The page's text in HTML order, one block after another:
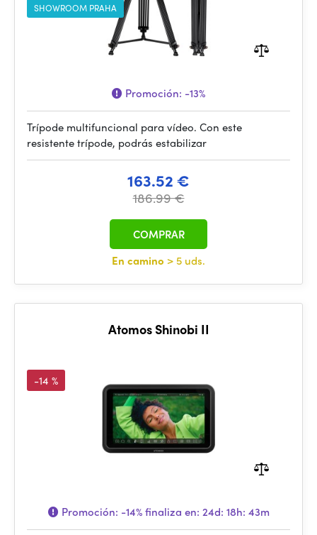
SHOWROOM PRAHA
Promoción: -13%
Trípode multifuncional para vídeo. Con este
resistente trípode, podrás estabilizar
163.52 €
186.99 €
En camino > 5 uds.
COMPRAR
Atomos Shinobi II
-14 %
Promoción: -14%finaliza en: 24d: 18h: 43m